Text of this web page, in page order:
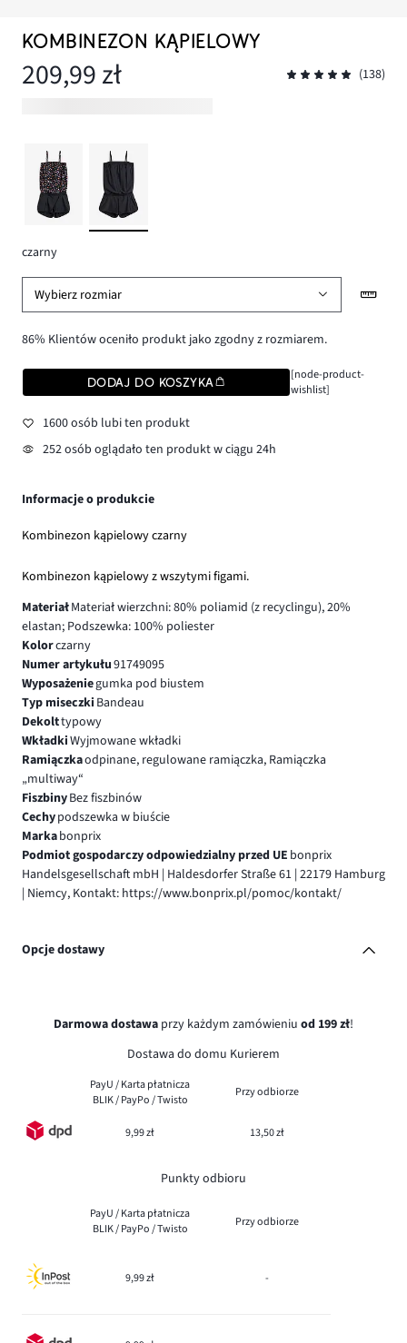
KOMBINEZON KĄPIELOWY
209,99 zł (138)
czarny
Wybierz rozmiar
86% Klientów oceniło produkt jako zgodny z rozmiarem.
DODAJ DO KOSZYKA
[node-product-
wishlist]
1600 osób lubi ten produkt
252 osób oglądało ten produkt w ciągu 24h
Informacje o produkcie
Kombinezon kąpielowy czarny
Kombinezon kąpielowy z wszytymi figami.
MateriałMateriał wierzchni: 80% poliamid (z recyclingu), 20%
elastan; Podszewka: 100% poliester
Kolorczarny
Numer artykułu91749095
Wyposażeniegumka pod biustem
Typ miseczki Bandeau
Dekolttypowy
WkładkiWyjmowane wkładki
Ramiączkaodpinane, regulowane ramiączka, Ramiączka
„multiway“
FiszbinyBez fiszbinów
Cechypodszewka w biuście
Markabonprix
Podmiot gospodarczy odpowiedzialny przed UE bonprix
Handelsgesellschaft mbH | Haldesdorfer Straße 61 | 22179 Hamburg
| Niemcy, Kontakt: https://www.bonprix.pl/pomoc/kontakt/
Opcje dostawy
Darmowa dostawa przy każdym zamówieniu od 199 zł!
Dostawa do domu Kurierem
PayU / Karta płatnicza
BLIK / PayPo / Twisto
Przy odbiorze
9,99 zł 13,50 zł
Punkty odbioru
PayU / Karta płatnicza
BLIK / PayPo / Twisto
Przy odbiorze
9,99 zł -